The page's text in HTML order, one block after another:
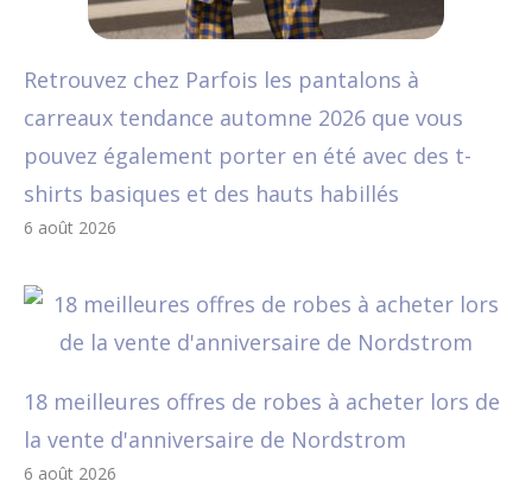
Retrouvez chez Parfois les pantalons à
carreaux tendance automne 2026 que vous
pouvez également porter en été avec des t-
shirts basiques et des hauts habillés
6 août 2026
18 meilleures offres de robes à acheter lors de
la vente d'anniversaire de Nordstrom
6 août 2026